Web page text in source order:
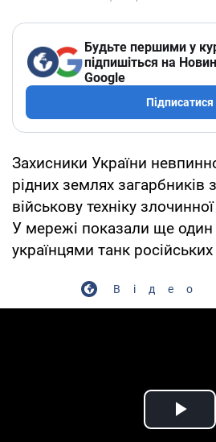
Будьте першими у
підпишіться на
Google
Підписатися
Захисники України
рідних землях загарбників
військову техніку злочинної
У мережі показали ще
українцями танк російських
Відео